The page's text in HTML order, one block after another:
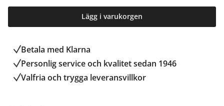
Lägg i varukorgen
Betala med Klarna
Personlig service och kvalitet sedan 1946
Valfria och trygga leveransvillkor